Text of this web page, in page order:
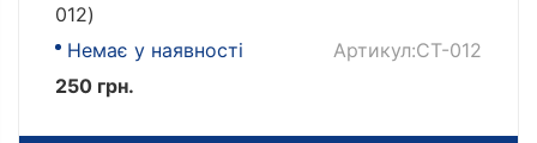
012)
Немає у наявності
Артикул:CT-012
250 грн.